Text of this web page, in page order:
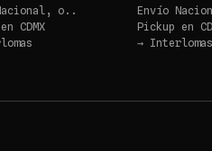
o..
CDMX
Envío
Pickup en
→ Interlomas